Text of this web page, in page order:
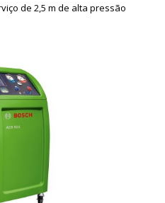
de 2,5 m de alta pressão